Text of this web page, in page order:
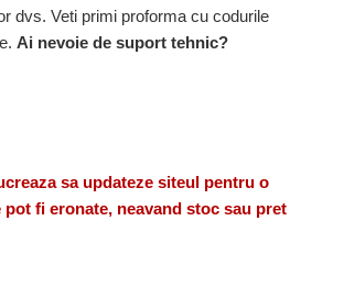
dvs. Veti primi proforma cu codurile
Ai nevoie de suport tehnic?
sa updateze siteul pentru o
fi eronate, neavand stoc sau pret